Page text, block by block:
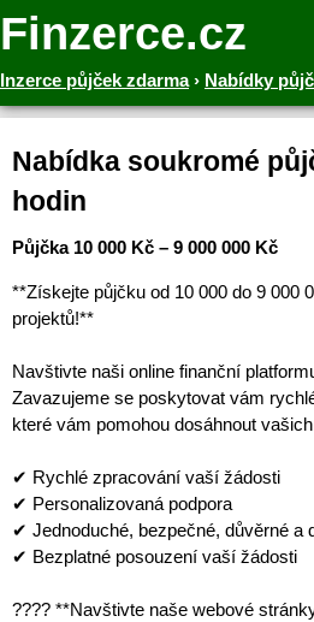
Finzerce.cz
Inzerce půjček zdarma› Nabídky
Nabídka soukromé
hodin
Půjčka 10 000 Kč – 9 000 000 Kč
**Získejte půjčku od 10 000 do 9 000
projektů!**
Navštivte naši online finanční
Zavazujeme se poskytovat vám
které vám pomohou dosáhnout
✔ Rychlé zpracování vaší žádosti
✔ Personalizovaná podpora
✔ Jednoduché, bezpečné, důvěrné a
✔ Bezplatné posouzení vaší žádosti
???? **Navštivte naše webové